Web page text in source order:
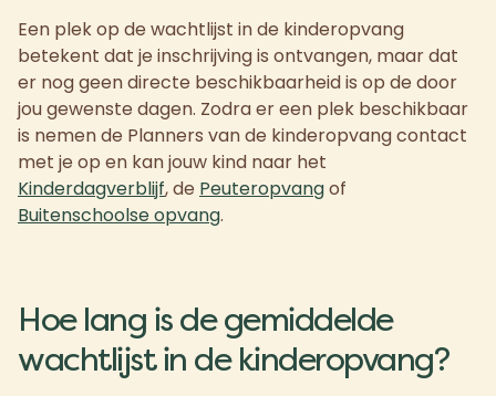
Een plek op de wachtlijst in de kinderopvang
betekent dat je inschrijving is ontvangen, maar dat
er nog geen directe beschikbaarheid is op de door
jou gewenste dagen. Zodra er een plek beschikbaar
is nemen de Planners van de kinderopvang contact
met je op en kan jouw kind naar het
Kinderdagverblijf, de Peuteropvangof
Buitenschoolse opvang.
Hoe lang is de gemiddelde
wachtlijst in de kinderopvang?